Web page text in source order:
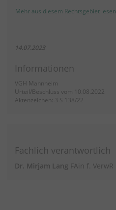
Mehr aus diesem Rechtsgebiet lesen
14.07.2023
Informationen
VGH Mannheim
Urteil/Beschluss vom 10.08.2022
Aktenzeichen: 3 S 138/22
Fachlich verantwortlich
Dr. Mirjam Lang FAin f. VerwR